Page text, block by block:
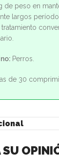
peso en
largos
Perros.
de 30
SU